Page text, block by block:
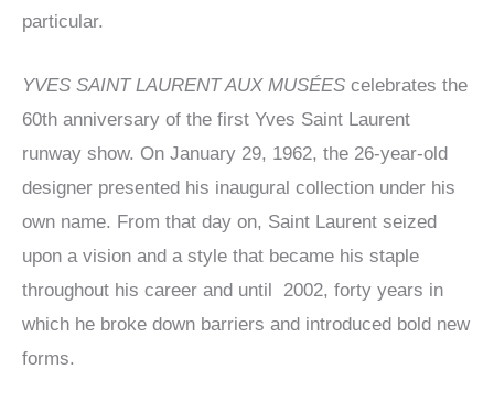
particular.
YVES SAINT LAURENT AUX MUSÉES celebrates the
60th anniversary of the first Yves Saint Laurent
runway show. On January 29, 1962, the 26-year-old
designer presented his inaugural collection under his
own name. From that day on, Saint Laurent seized
upon a vision and a style that became his staple
throughout his career and until 2002, forty years in
which he broke down barriers and introduced bold new
forms.